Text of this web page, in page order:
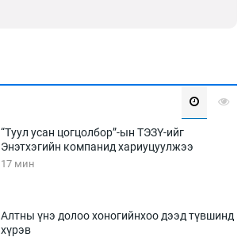
“Туул усан цогцолбор”-ын ТЭЗҮ-ийг
Энэтхэгийн компанид хариуцуулжээ
17 мин
Алтны үнэ долоо хоногийнхоо дээд түвшинд
хүрэв